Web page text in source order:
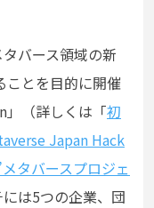
バース領域の新
ことを目的に開催
（詳しくは「初
Japan Hack
タバースプロジェ
は5つの企業、団